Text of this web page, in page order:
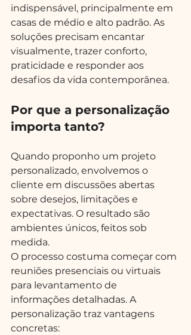
indispensável, principalmente em
casas de médio e alto padrão. As
soluções precisam encantar
visualmente, trazer conforto,
praticidade e responder aos
desafios da vida contemporânea.
Por que a personalização
importa tanto?
Quando proponho um projeto
personalizado, envolvemos o
cliente em discussões abertas
sobre desejos, limitações e
expectativas. O resultado são
ambientes únicos, feitos sob
medida.
O processo costuma começar com
reuniões presenciais ou virtuais
para levantamento de
informações detalhadas. A
personalização traz vantagens
concretas: